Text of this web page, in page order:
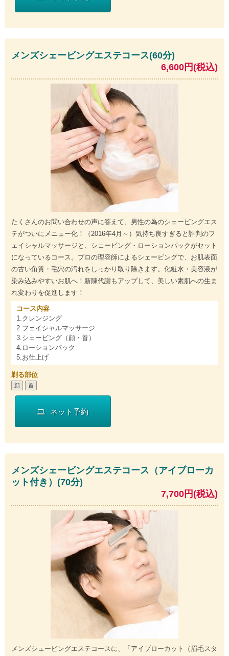
メンズシェービングエステコース(60分)
6,600円(税込)
たくさんのお問い合わせの声に答えて、男性の為のシェービングエス
テがついにメニュー化！（2016年4月～）気持ち良すぎると評判のフ
ェイシャルマッサージと、シェービング・ローションパックがセット
になっているコース。プロの理容師によるシェービングで、お肌表面
の古い角質・毛穴の汚れをしっかり取り除きます。化粧水・美容液が
染み込みやすいお肌へ！新陳代謝もアップして、美しい素肌への生ま
れ変わりを促進します！
コース内容
1.クレンジング
2.フェイシャルマッサージ
3.シェービング（顔・首）
4.ローションパック
5.お仕上げ
剃る部位
顔 首
ネット予約
メンズシェービングエステコース（アイブローカ
ット付き）(70分)
7,700円(税込)
メンズシェービングエステコースに、「アイブローカット（眉毛スタ